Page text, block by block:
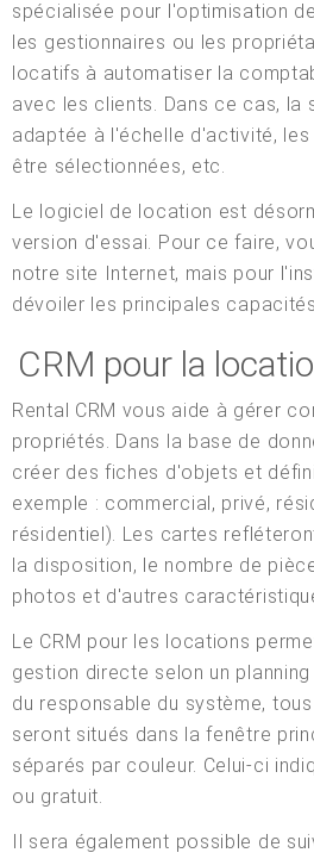
spécialisée pour l'optimisation
les gestionnaires ou les
locatifs à automatiser la
avec les clients. Dans ce cas, la
adaptée à l'échelle d'activité,
être sélectionnées, etc.
Le logiciel de location est
version d'essai. Pour ce faire,
notre site Internet, mais pour
dévoiler les principales
CRM pour la
Rental CRM vous aide à gérer
propriétés. Dans la base de
créer des fiches d'objets et
exemple : commercial, privé,
résidentiel). Les cartes
la disposition, le nombre de
photos et d'autres
Le CRM pour les locations
gestion directe selon un
du responsable du système,
seront situés dans la fenêtre
séparés par couleur. Celui-ci
ou gratuit.
Il sera également possible de